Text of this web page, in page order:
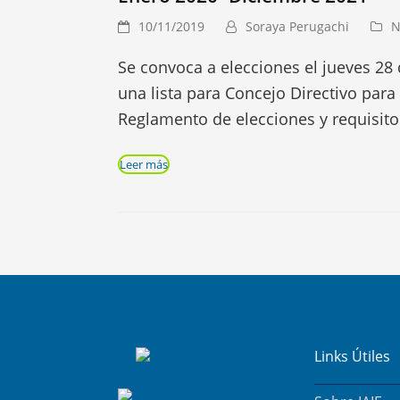
10/11/2019 Soraya Perugachi
Se convoca a elecciones el jueves
una lista para Concejo Directivo
Reglamento de elecciones y
Leer más
Links Útiles